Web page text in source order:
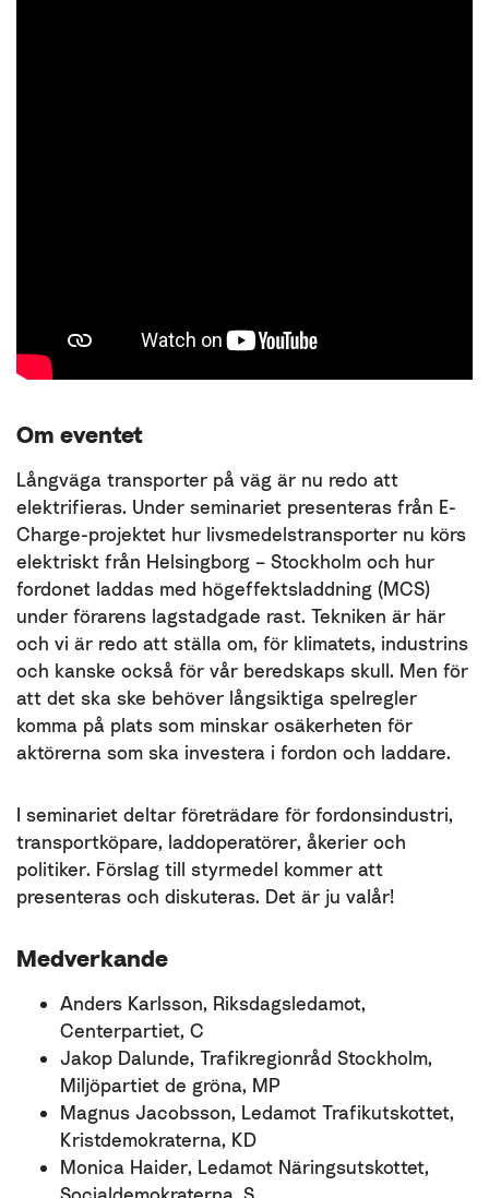
Om eventet
Långväga transporter på väg är nu redo att
elektrifieras. Under seminariet presenteras från E-
Charge-projektet hur livsmedelstransporter nu körs
elektriskt från Helsingborg – Stockholm och hur
fordonet laddas med högeffektsladdning (MCS)
under förarens lagstadgade rast. Tekniken är här
och vi är redo att ställa om, för klimatets, industrins
och kanske också för vår beredskaps skull. Men för
att det ska ske behöver långsiktiga spelregler
komma på plats som minskar osäkerheten för
aktörerna som ska investera i fordon och laddare.
I seminariet deltar företrädare för fordonsindustri,
transportköpare, laddoperatörer, åkerier och
politiker. Förslag till styrmedel kommer att
presenteras och diskuteras. Det är ju valår!
Medverkande
Anders Karlsson, Riksdagsledamot,
Centerpartiet, C
Jakop Dalunde, Trafikregionråd Stockholm,
Miljöpartiet de gröna, MP
Magnus Jacobsson, Ledamot Trafikutskottet,
Kristdemokraterna, KD
Monica Haider, Ledamot Näringsutskottet,